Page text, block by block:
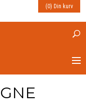
(0) Din kurv